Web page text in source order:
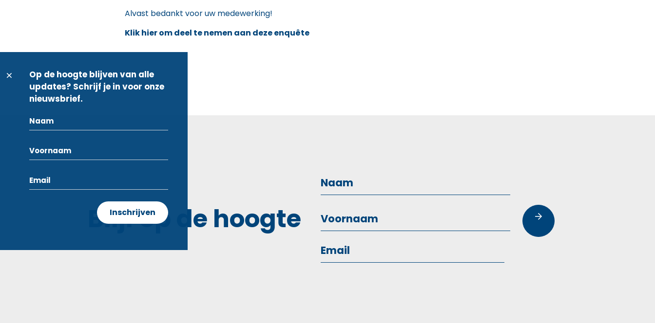
Alvast bedankt voor uw medewerking!
Klik hier om deel te nemen aan deze enquête
Blijf op de hoogte
Op de hoogte blijven van alle
updates? Schrijf je in voor onze
nieuwsbrief.